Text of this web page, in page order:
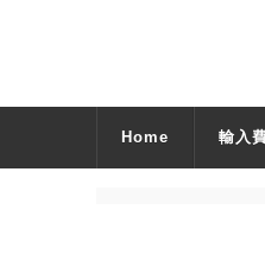
Home 輸入